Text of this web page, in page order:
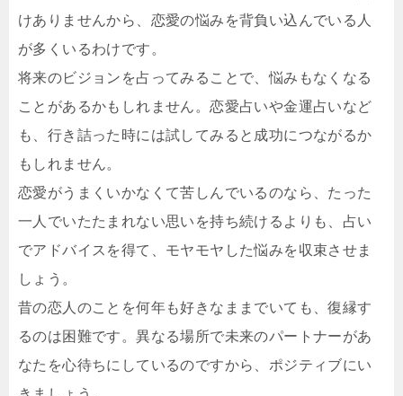
けありませんから、恋愛の悩みを背負い込んでいる人
が多くいるわけです。
将来のビジョンを占ってみることで、悩みもなくなる
ことがあるかもしれません。恋愛占いや金運占いなど
も、行き詰った時には試してみると成功につながるか
もしれません。
恋愛がうまくいかなくて苦しんでいるのなら、たった
一人でいたたまれない思いを持ち続けるよりも、占い
でアドバイスを得て、モヤモヤした悩みを収束させま
しょう。
昔の恋人のことを何年も好きなままでいても、復縁す
るのは困難です。異なる場所で未来のパートナーがあ
なたを心待ちにしているのですから、ポジティブにい